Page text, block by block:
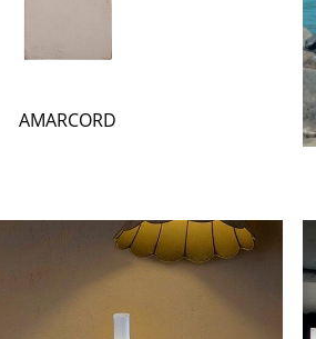
AMARCORD